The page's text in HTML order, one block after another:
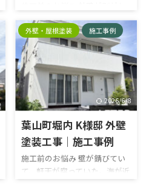
ーガルテクト色品番外壁：
ND370屋根：シェイドブラウ
ン 施工前 施工後 シーリング施
工完了
てポロポロと落ちるようにな
り、特に窓枠まわりの劣化が気
になっていました。修繕にはど
のくらいの費用がかかるのか
不安もあり、外壁塗装を検討し
始めました。また、ジョリパ
ット外壁のため、塗装後の仕
上がりにもこだわりがありま
した。近隣の住宅では塗装跡
が目立つ事例も見ていたた
め、ジョリパットの風合いを
損なわず、きれいに仕上げてく
れる業者を探していました。
外壁・屋根塗装 施工事例
2026/6/8
葉山町堀内 K様邸 外壁
塗装工事｜施工事例
施工前のお悩み 壁が錆びてい
て、軒天が腐っていた。海が近
いので潮風による塩害に困って